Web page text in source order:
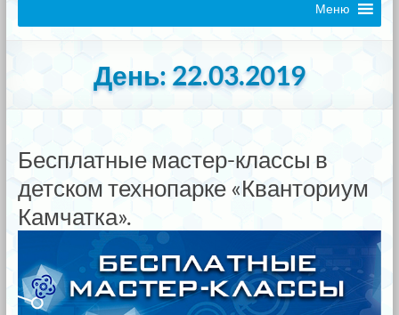
Меню
День: 22.03.2019
Бесплатные мастер-классы в
детском технопарке «Кванториум
Камчатка».